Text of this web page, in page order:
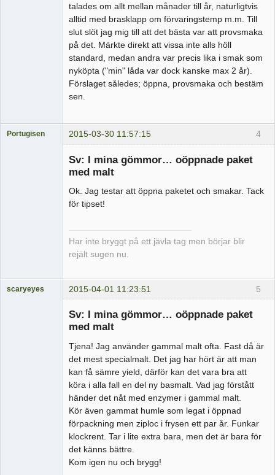
talades om allt mellan månader till år, naturligtvis
alltid med brasklapp om förvaringstemp m.m. Till
slut slöt jag mig till att det bästa var att provsmaka
på det. Märkte direkt att vissa inte alls höll
standard, medan andra var precis lika i smak som
nyköpta ("min" låda var dock kanske max 2 år).
Förslaget således; öppna, provsmaka och bestäm
sen.
4
Portugisen 2015-03-30 11:57:15
Sv: I mina gömmor… oöppnade paket
med malt
Ok. Jag testar att öppna paketet och smakar. Tack
för tipset!
Har inte bryggt på ett jävla tag men börjar blir
rejält sugen nu.
5
scaryeyes 2015-04-01 11:23:51
Sv: I mina gömmor… oöppnade paket
med malt
Tjena! Jag använder gammal malt ofta. Fast då är
det mest specialmalt. Det jag har hört är att man
kan få sämre yield, därför kan det vara bra att
köra i alla fall en del ny basmalt. Vad jag förstått
händer det nåt med enzymer i gammal malt.
Kör även gammat humle som legat i öppnad
förpackning men ziploc i frysen ett par år. Funkar
klockrent. Tar i lite extra bara, men det är bara för
det känns bättre.
Kom igen nu och brygg!